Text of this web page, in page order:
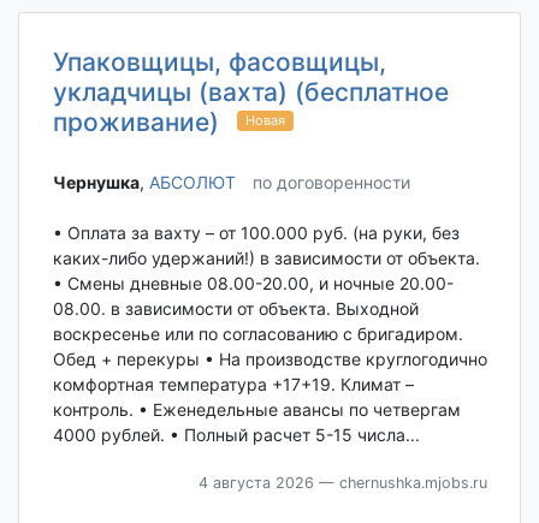
Упаковщицы, фасовщицы,
укладчицы (вахта) (бесплатное
проживание)
Новая
Чернушка‎, АБСОЛЮТ по договоренности
• Оплата за вахту – от 100.000 руб. (на руки, без
каких-либо удержаний!) в зависимости от объекта.
• Смены дневные 08.00-20.00, и ночные 20.00-
08.00. в зависимости от объекта. Выходной
воскресенье или по согласованию с бригадиром.
Обед + перекуры • На производстве круглогодично
комфортная температура +17+19. Климат –
контроль. • Еженедельные авансы по четвергам
4000 рублей. • Полный расчет 5-15 числа...
4 августа 2026 — chernushka.mjobs.ru